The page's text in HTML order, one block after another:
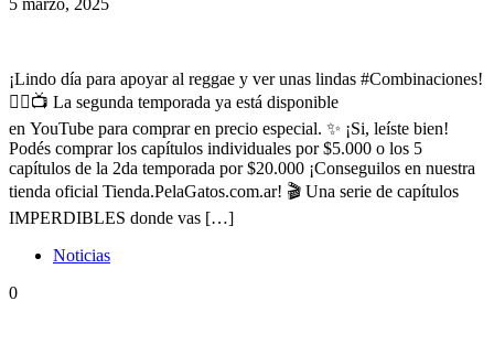
5 marzo, 2025
¡Lindo día para apoyar al reggae y ver unas lindas #Combinaciones!
✊🏽📺 La segunda temporada ya está disponible
en YouTube para comprar en precio especial. ✨ ¡Si, leíste bien!
Podés comprar los capítulos individuales por $5.000 o los 5
capítulos de la 2da temporada por $20.000 ¡Conseguilos en nuestra
tienda oficial Tienda.PelaGatos.com.ar! 🎬 Una serie de capítulos
IMPERDIBLES donde vas […]
Noticias
0